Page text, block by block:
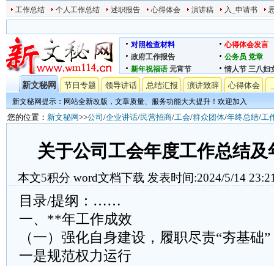
工作总结 个人工作总结 述职报告 心得体会 演讲稿 入_申请书
对照检查材料
心得体会发言
政府工作报告
公务员 党章
新年祝福语 元宵节 情人节 三八妇
新文秘网 节日专题 领导讲话 总结汇报 演讲致辞 心得体会
新文秘网提示：网站全新改版，文章质量、服务功能大大提升！欢迎加入
您的位置： 新文秘网>>公司 /企业讲话/民营招商/工会/群众团体/年终总结/工
关于公司工会年度工作总结及
本文5积分 word文档下载 发表时间:2024/5/14
目录/提纲：……
一、**年工作成效
（一）强化自身建设，履职尽责“夯基础”
一是规范权力运行